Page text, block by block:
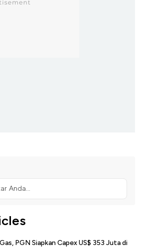
Anda...
PGN Siapkan Capex US$ 353 Juta di